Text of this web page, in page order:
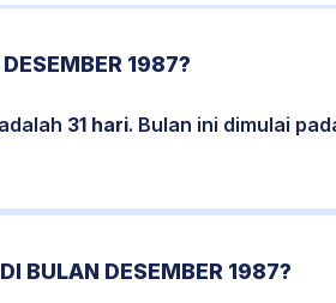
1987?
31 hari. Bulan ini dimulai
BULAN DESEMBER 1987?